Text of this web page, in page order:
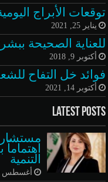
توقعات الأبراج اليومية 25 كانون
يناير 25, 2021
للعناية الصحيحة
أكتوبر 9, 2018
فوائد خل التفاح
أكتوبر 14, 2021
Latest Posts
التنمية
أغسطس 9,